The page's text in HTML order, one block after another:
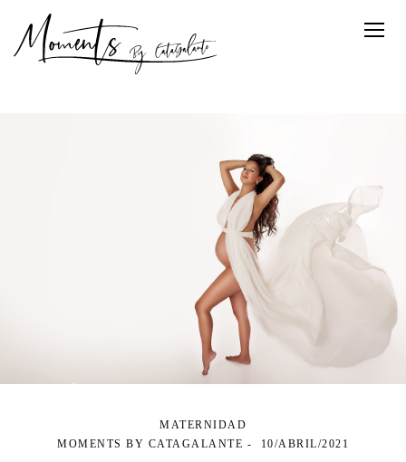
MATERNIDAD
MOMENTS BY CATAGALANTE
10/ABRIL/2021